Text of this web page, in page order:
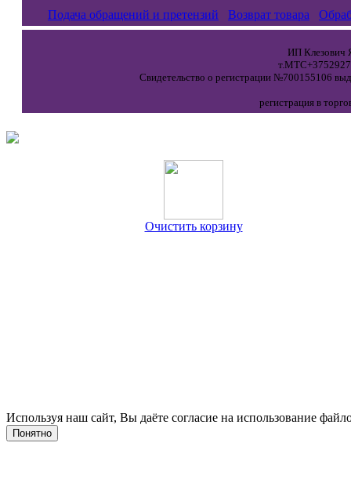
Подача обращений и претензий
Возврат товара
ИП Клезович
Свидетельство о регистрации №700155106
регистрация в
Очистить корзину
Используя наш сайт, Вы даёте согласие на использование
Понятно